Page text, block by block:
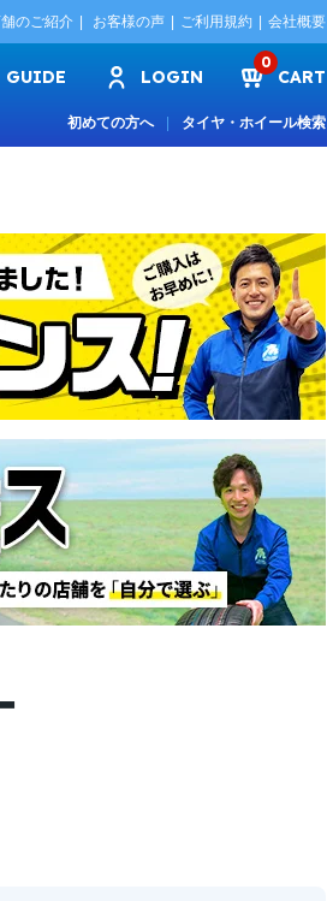
のご紹介 お客様の声 ご利用規約 会社概要
GUIDE LOGIN
0
CART
初めての方へ タイヤ・ホイール検索